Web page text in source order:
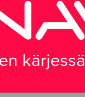
kärjessä